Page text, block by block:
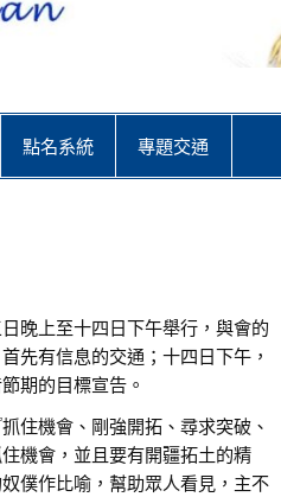
點名系統 專題交通
晚上至十四日下午舉行，與會的
先有信息的交通；十四日下午，
期的目標宣告。
住機會、剛強開拓、尋求突破、
機會，並且要有開疆拓土的精
僕作比喻，幫助眾人看見，主不